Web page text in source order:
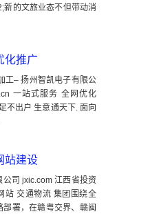
新的文旅业态不但带动消
化推广
工– 扬州智凯电子有限公
一站式服务 全网优化
不出户 生意通天下. 面向
站建设
司 jxic.com 江西省投资
站 交通物流 集团围绕全
署，在赣粤交界、赣闽